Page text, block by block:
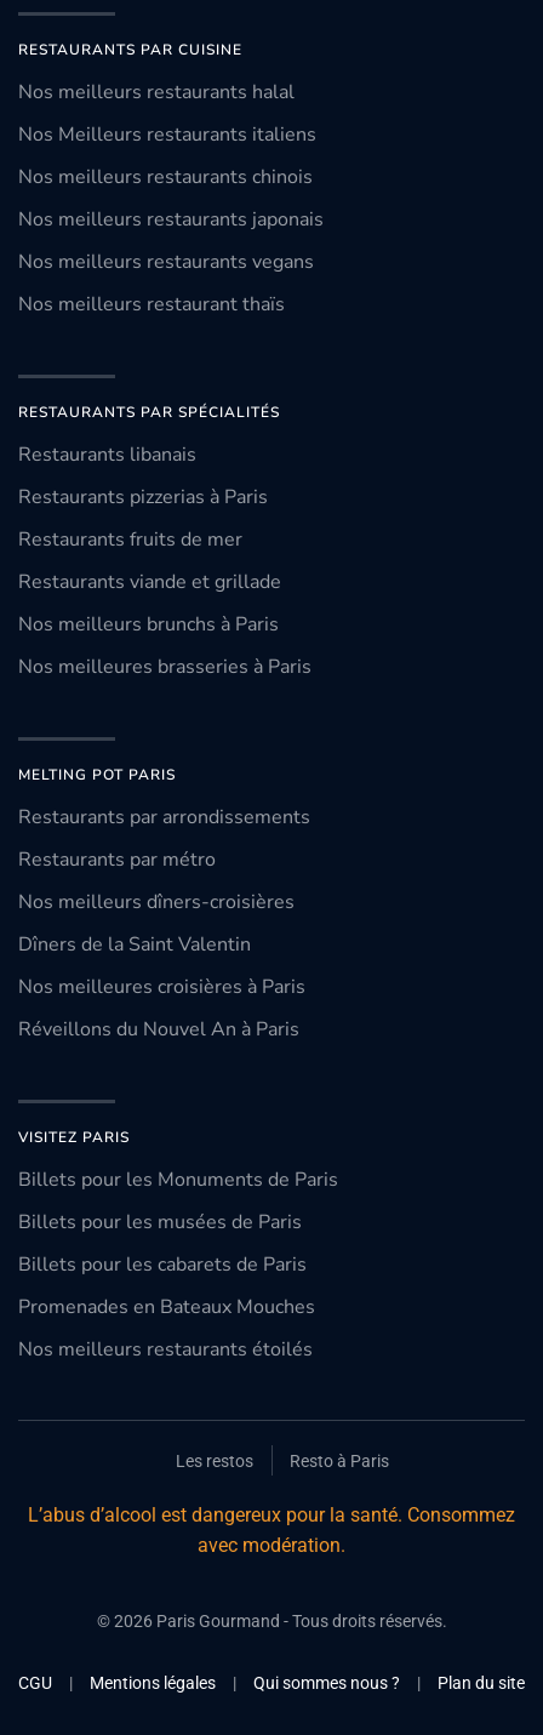
RESTAURANTS PAR CUISINE
Nos meilleurs restaurants halal
Nos Meilleurs restaurants italiens
Nos meilleurs restaurants chinois
Nos meilleurs restaurants japonais
Nos meilleurs restaurants vegans
Nos meilleurs restaurant thaïs
RESTAURANTS PAR SPÉCIALITÉS
Restaurants libanais
Restaurants pizzerias à Paris
Restaurants fruits de mer
Restaurants viande et grillade
Nos meilleurs brunchs à Paris
Nos meilleures brasseries à Paris
MELTING POT PARIS
Restaurants par arrondissements
Restaurants par métro
Nos meilleurs dîners-croisières
Dîners de la Saint Valentin
Nos meilleures croisières à Paris
Réveillons du Nouvel An à Paris
VISITEZ PARIS
Billets pour les Monuments de Paris
Billets pour les musées de Paris
Billets pour les cabarets de Paris
Promenades en Bateaux Mouches
Nos meilleurs restaurants étoilés
Les restos Resto à Paris
L’abus d’alcool est dangereux pour la santé. Consommez
avec modération.
©2026Paris Gourmand - Tous droits réservés.
CGU | Mentions légales | Qui sommes nous ? | Plan du site